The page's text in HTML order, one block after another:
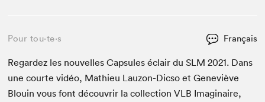
Pour tou⋅te⋅s Français
Regardez les nou­velles Cap­sules éclair duSLM 2021. Dans
une courte vidéo, Math­ieu Lau­zon-Dic­so et Geneviève
Blouin vous font décou­vrir la col­lec­tionVLB Imag­i­naire,